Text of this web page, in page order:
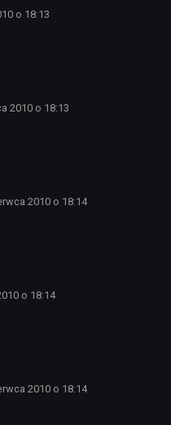
o 18:13
2010 o 18:13
2010 o 18:14
o 18:14
2010 o 18:14